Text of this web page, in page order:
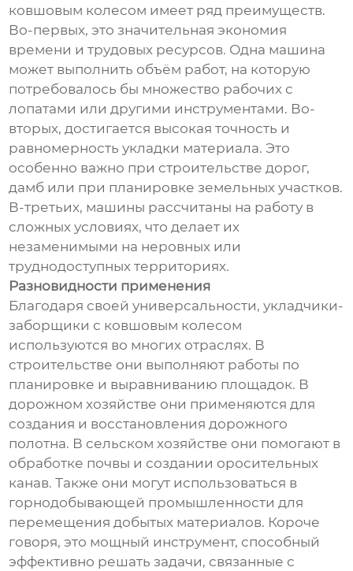
ковшовым колесом имеет ряд преимуществ.
Во-первых, это значительная экономия
времени и трудовых ресурсов. Одна машина
может выполнить объём работ, на которую
потребовалось бы множество рабочих с
лопатами или другими инструментами. Во-
вторых, достигается высокая точность и
равномерность укладки материала. Это
особенно важно при строительстве дорог,
дамб или при планировке земельных участков.
В-третьих, машины рассчитаны на работу в
сложных условиях, что делает их
незаменимыми на неровных или
труднодоступных территориях.
Разновидности применения
Благодаря своей универсальности, укладчики-
заборщики с ковшовым колесом
используются во многих отраслях. В
строительстве они выполняют работы по
планировке и выравниванию площадок. В
дорожном хозяйстве они применяются для
создания и восстановления дорожного
полотна. В сельском хозяйстве они помогают в
обработке почвы и создании оросительных
канав. Также они могут использоваться в
горнодобывающей промышленности для
перемещения добытых материалов. Короче
говоря, это мощный инструмент, способный
эффективно решать задачи, связанные с